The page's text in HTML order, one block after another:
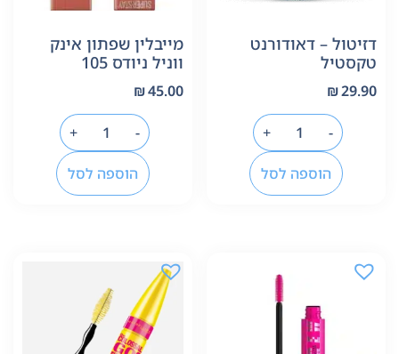
דזיטול – דאודורנט
טקסטיל
₪29.90
-
+
הוספה לסל
מייבלין שפתון אינק
ווניל ניודס 105
₪45.00
-
+
הוספה לסל